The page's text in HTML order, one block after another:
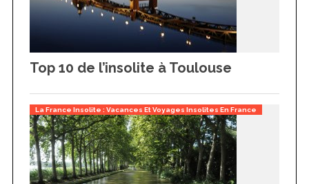
Top 10 de l’insolite à Toulouse
La France Insolite : Vacances Et Voyages Insolites En France